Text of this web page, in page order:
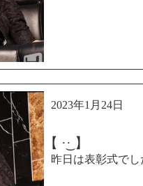
2023年1月24日
【 ·͜· ︎︎】
昨日は表彰式で